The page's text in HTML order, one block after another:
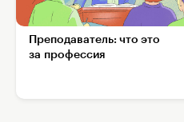
Преподаватель: что это
за профессия